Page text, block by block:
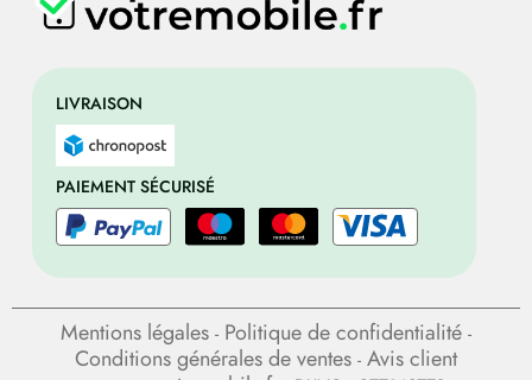
LIVRAISON
PAIEMENT SÉCURISÉ
Mentions légales - Politique de confidentialité -
Conditions générales de ventes - Avis client